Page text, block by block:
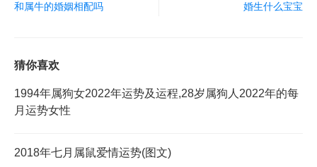
和属牛的婚姻相配吗
婚生什么宝宝
猜你喜欢
1994年属狗女2022年运势及运程,28岁属狗人2022年的每
月运势女性
2018年七月属鼠爱情运势(图文)